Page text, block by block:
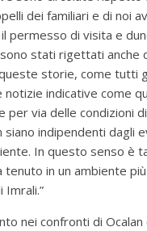
dei familiari e di noi
permesso di visita e
stati rigettati anche
storie, come tutti
notizie indicative come
per via delle condizioni
siano indipendenti dagli
In questo senso è
tenuto in un ambiente
Imrali.”
nei confronti di Ocalan